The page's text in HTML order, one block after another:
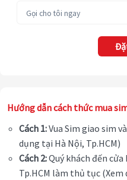
Hướng dẫn cách thức mua
Cách 1:Vua Sim giao sim
dụng tại Hà Nội, Tp.HCM)
Cách 2:Quý khách đến
Tp.HCM làm thủ tục (Xem